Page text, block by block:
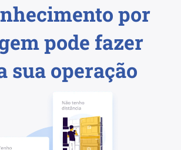
por
pode fazer
sua operação